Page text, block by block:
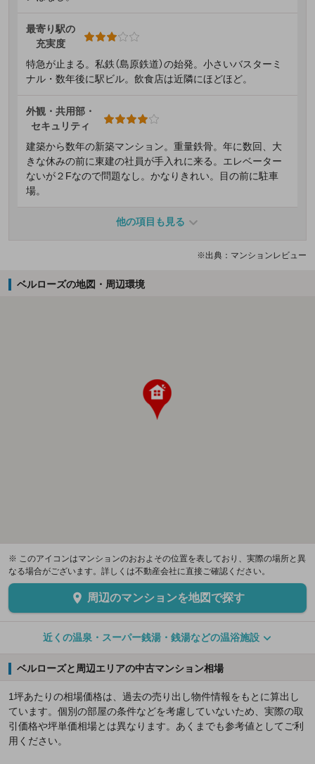
最寄り駅の
充実度
特急が止まる。私鉄（島原鉄道）の始発。小さいバスターミ
ナル・数年後に駅ビル。飲食店は近隣にほどほど。
外観・共用部・
セキュリティ
建築から数年の新築マンション。重量鉄骨。年に数回、大
きな休みの前に東建の社員が手入れに来る。エレベーター
ないが２Fなので問題なし。かなりきれい。目の前に駐車
場。
他の項目も見る
※出典：マンションレビュー
ベルローズの地図・周辺環境
※ このアイコンはマンションのおおよその位置を表しており、実際の場所と異
なる場合がございます。詳しくは不動産会社に直接ご確認ください。
周辺のマンションを地図で探す
近くの温泉・スーパー銭湯・銭湯などの温浴施設
ベルローズと周辺エリアの中古マンション相場
1坪あたりの相場価格は、過去の売り出し物件情報をもとに算出し
ています。個別の部屋の条件などを考慮していないため、実際の取
引価格や坪単価相場とは異なります。あくまでも参考値としてご利
用ください。